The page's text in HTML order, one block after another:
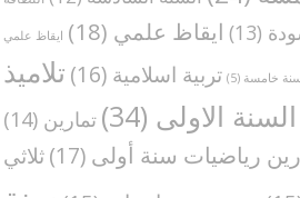
(13) ايقاظ علمي (18) ايقاظ علمي
خامسة (5) تربية اسلامية (16)
تلاميذ
السنة الاولى (34) تمارين (14)
رياضيات سنة أولى (17)
ثلاثي